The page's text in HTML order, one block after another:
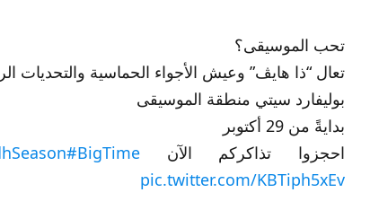
تحب الموسيقى؟
تعال “ذا هايڤ” وعيش الأجواء الحماسية والتحديات
بوليفارد سيتي منطقة الموسيقى
بدايةً من 29 أكتوبر
احجزوا تذاكركم الآن https://t.co/QwBJ3i21JC#BigTime
pic.twitter.com/KBTiph5xEv